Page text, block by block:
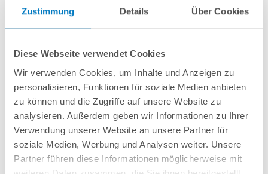
Zustimmung Details Über Cookies
Diese Webseite verwendet Cookies
Wir verwenden Cookies, um Inhalte und Anzeigen zu
personalisieren, Funktionen für soziale Medien anbieten
zu können und die Zugriffe auf unsere Website zu
analysieren. Außerdem geben wir Informationen zu Ihrer
Verwendung unserer Website an unsere Partner für
soziale Medien, Werbung und Analysen weiter. Unsere
Partner führen diese Informationen möglicherweise mit
Artikel-Nr.:
44,99 € *
UVP:89,99 € *
Inhalt:
6 Stück (7,50 € * / 1 Stück)
inkl. gesetzlicher MwSt.zzgl. Versandkosten; ab 99,- frachtfrei
Lieferung in ca. 1-3 Arbeitstagen
Luftgefülltes Kissen aus PVC, stützt Winterabdeckungen. 6 Stück à 100 x
100 x 50 cm.